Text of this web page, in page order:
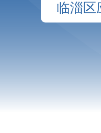
临淄区